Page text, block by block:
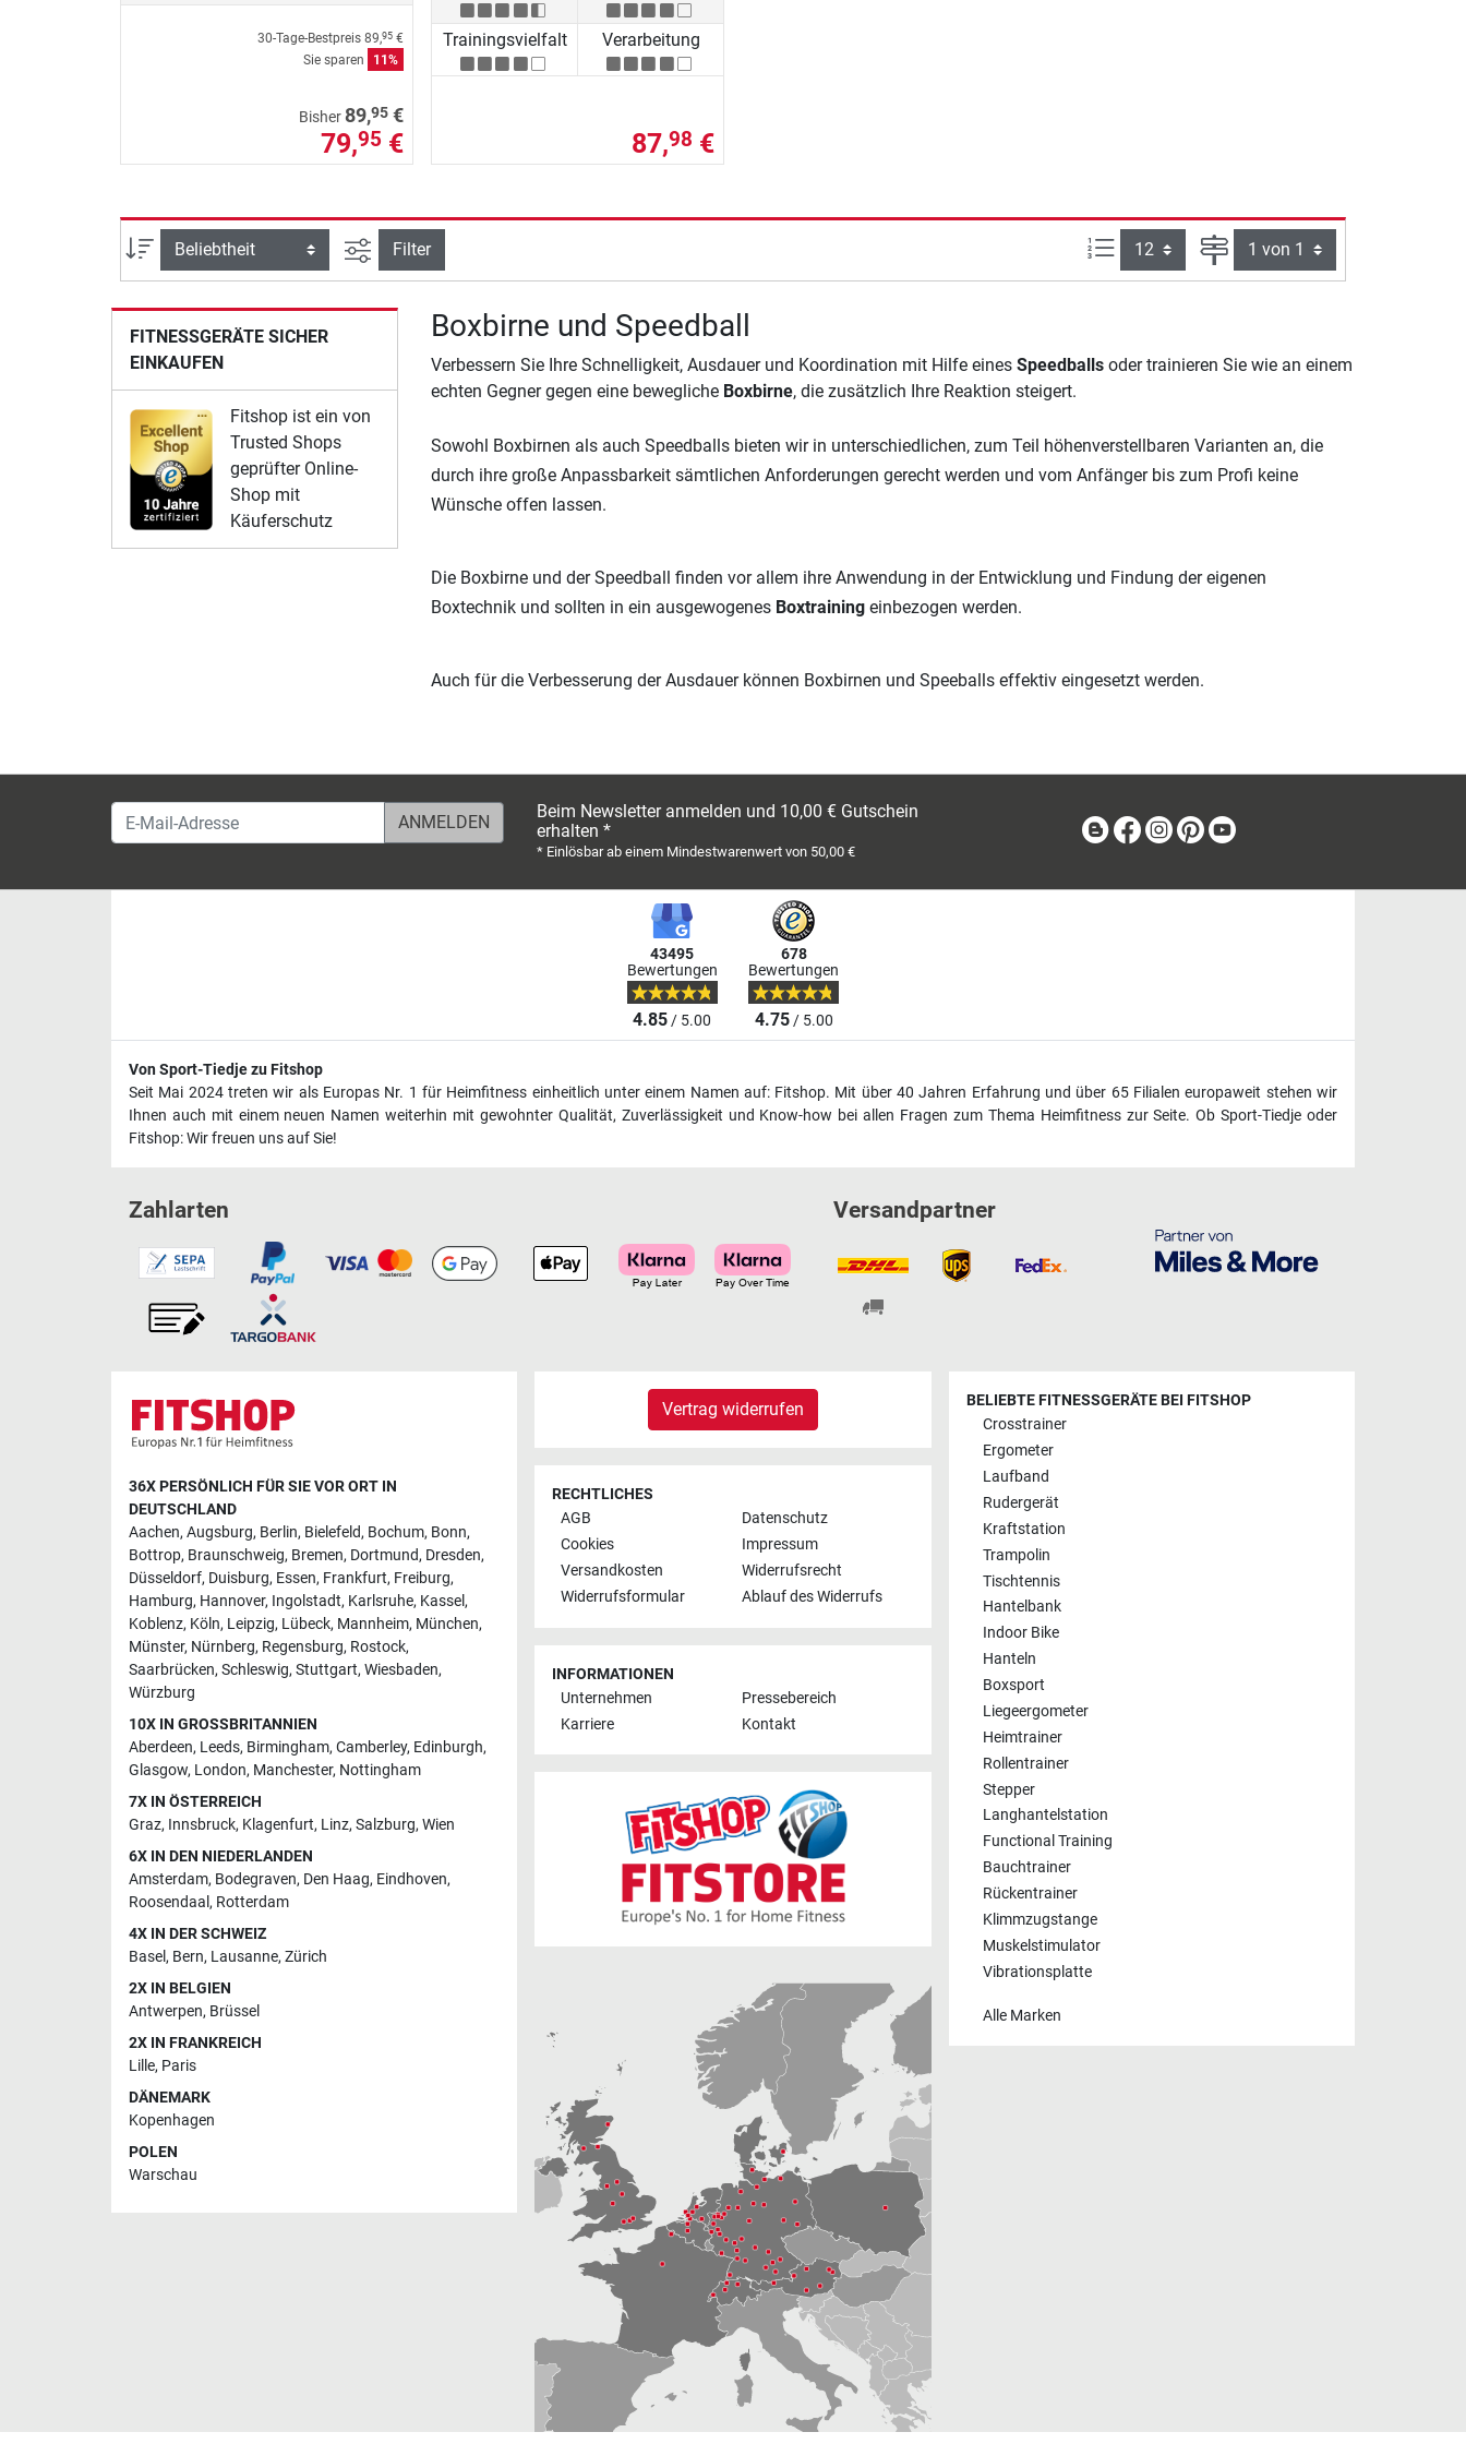
30-Tage-Bestpreis 89,95 €
Sie sparen
11%
Bisher89,95 €
79,95 €
Trainingsvielfalt Verarbeitung
87,98 €
Sortierung Ansicht filtern
Filter Artikel pro Seite: Seite
FITNESSGERÄTE SICHER
EINKAUFEN
Fitshop ist ein von
Trusted Shops
geprüfter Online-
Shop mit
Käuferschutz
Boxbirne und Speedball
Verbessern Sie Ihre Schnelligkeit, Ausdauer und Koordination mit Hilfe eines Speedballsoder trainieren Sie wie an einem
echten Gegner gegen eine bewegliche Boxbirne, die zusätzlich Ihre Reaktion steigert.
Sowohl Boxbirnen als auch Speedballs bieten wir in unterschiedlichen, zum Teil höhenverstellbaren Varianten an, die
durch ihre große Anpassbarkeit sämtlichen Anforderungen gerecht werden und vom Anfänger bis zum Profi keine
Wünsche offen lassen.
Die Boxbirne und der Speedball finden vor allem ihre Anwendung in der Entwicklung und Findung der eigenen
Boxtechnik und sollten in ein ausgewogenes Boxtrainingeinbezogen werden.
Auch für die Verbesserung der Ausdauer können Boxbirnen und Speeballs effektiv eingesetzt werden.
E-Mail-Adresse
Beim Newsletter anmelden und 10,00 € Gutschein
erhalten *
* Einlösbar ab einem Mindestwarenwert von 50,00 €
BlogFacebook
Instagram
Pinterest
43495
Bewertungen
4.85/ 5.00
678
Bewertungen
4.75/ 5.00
Von Sport-Tiedje zu Fitshop
Seit Mai 2024 treten wir als Europas Nr. 1 für Heimfitness einheitlich unter einem Namen auf: Fitshop. Mit über 40 Jahren Erfahrung und über 65 Filialen europaweit stehen wir
Ihnen auch mit einem neuen Namen weiterhin mit gewohnter Qualität, Zuverlässigkeit und Know-how bei allen Fragen zum Thema Heimfitness zur Seite. Ob Sport-Tiedje oder
Fitshop: Wir freuen uns auf Sie!
Zahlarten Versandpartner
36X PERSÖNLICH FÜR SIE VOR ORT IN
DEUTSCHLAND
Aachen, Augsburg, Berlin, Bielefeld, Bochum, Bonn,
Bottrop, Braunschweig, Bremen, Dortmund, Dresden,
Düsseldorf, Duisburg, Essen, Frankfurt, Freiburg,
Hamburg, Hannover, Ingolstadt, Karlsruhe, Kassel,
Koblenz, Köln, Leipzig, Lübeck, Mannheim, München,
Münster, Nürnberg, Regensburg, Rostock,
Saarbrücken, Schleswig, Stuttgart, Wiesbaden,
Würzburg
10X IN GROSSBRITANNIEN
Aberdeen, Leeds, Birmingham, Camberley, Edinburgh,
Glasgow, London, Manchester, Nottingham
7X IN ÖSTERREICH
Graz, Innsbruck, Klagenfurt, Linz, Salzburg, Wien
6X IN DEN NIEDERLANDEN
Amsterdam, Bodegraven, Den Haag, Eindhoven,
Roosendaal , Rotterdam
4X IN DER SCHWEIZ
Basel, Bern, Lausanne, Zürich
2X IN BELGIEN
Antwerpen, Brüssel
2X IN FRANKREICH
Lille, Paris
DÄNEMARK
Kopenhagen
POLEN
Warschau
Vertrag widerrufen
RECHTLICHES
AGB
Datenschutz
Cookies
Impressum
Versandkosten
Widerrufsrecht
Widerrufsformular
Ablauf des Widerrufs
INFORMATIONEN
Unternehmen
Pressebereich
Karriere
Kontakt
BELIEBTE FITNESSGERÄTE BEI FITSHOP
Crosstrainer
Ergometer
Laufband
Rudergerät
Kraftstation
Trampolin
Tischtennis
Hantelbank
Indoor Bike
Hanteln
Boxsport
Liegeergometer
Heimtrainer
Rollentrainer
Stepper
Langhantelstation
Functional Training
Bauchtrainer
Rückentrainer
Klimmzugstange
Muskelstimulator
Vibrationsplatte
Alle Marken